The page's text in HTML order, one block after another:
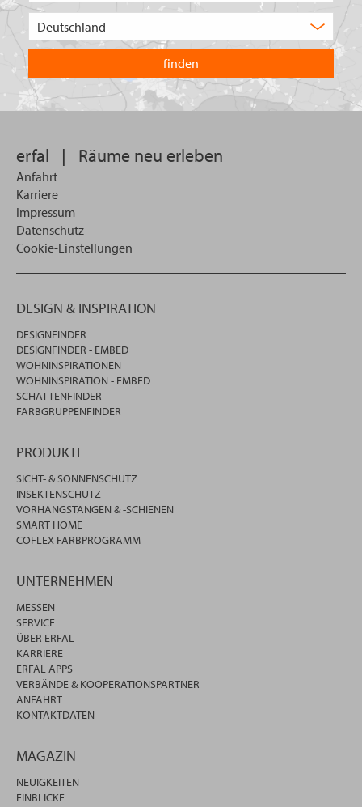
in
welchem
Land
Sie
suchen
erfal | Räume neu erleben
Anfahrt
Karriere
Impressum
Datenschutz
Cookie-Einstellungen
DESIGN & INSPIRATION
DESIGNFINDER
DESIGNFINDER - EMBED
WOHNINSPIRATIONEN
WOHNINSPIRATION - EMBED
SCHATTENFINDER
FARBGRUPPENFINDER
PRODUKTE
SICHT- & SONNENSCHUTZ
INSEKTENSCHUTZ
VORHANGSTANGEN & -SCHIENEN
SMART HOME
COFLEX FARBPROGRAMM
UNTERNEHMEN
MESSEN
SERVICE
ÜBER ERFAL
KARRIERE
ERFAL APPS
VERBÄNDE & KOOPERATIONSPARTNER
ANFAHRT
KONTAKTDATEN
MAGAZIN
NEUIGKEITEN
EINBLICKE